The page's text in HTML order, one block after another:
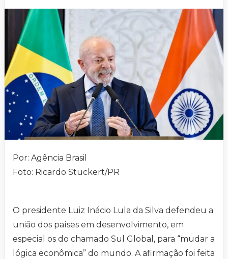
Por: Agência Brasil
Foto: Ricardo Stuckert/PR
O presidente Luiz Inácio Lula da Silva defendeu a
união dos países em desenvolvimento, em
especial os do chamado Sul Global, para “mudar a
lógica econômica” do mundo. A afirmação foi feita